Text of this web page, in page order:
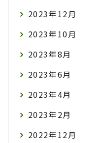
2023年12月
2023年10月
2023年8月
2023年6月
2023年4月
2023年2月
2022年12月